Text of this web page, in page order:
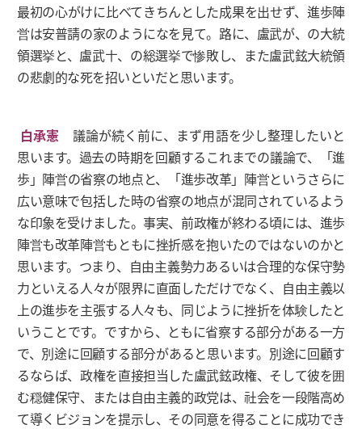
最初の心がけに比べてきちんとした成果を出せず、進歩陣
営は安普請の家のようになを見て。路に、盧武が、の大統
領選挙と、盧武〸、の総選挙で惨敗し、また盧武鉉大統領
の悲劇的な死を招いといだと思います。
白承憲 議論が続く前に、まず用語を少し整理したいと
思います。過去の時期を回顧するこれまでの議論で、「進
歩」陣営の省察の地点と、「進歩改革」陣営というさらに
広い意味で包括した時の省察の地点が混同されているよう
な印象を受けました。事実、前政権が終わる頃には、進歩
陣営も改革陣営もともに挫折感を抱いたのではないのかと
思います。つまり、自由主義勢力あるいは合理的な保守勢
力といえる人々が限界に直面しただけでなく、自由主義以
上の進歩を主張する人々も、同じように挫折を体験したと
いうことです。ですから、ともに省察する部分がある一方
で、別途に回顧する部分があると思います。別途に回顧す
るならば、政権を直接担当した盧武鉉政権、そして彼を囲
む穏健保守、または自由主義的政党は、社会を一段階高め
て導くビジョンを提示し、その同意を得ることに成功でき